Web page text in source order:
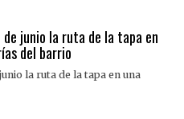
junio la ruta de la tapa en
del barrio
la ruta de la tapa en una